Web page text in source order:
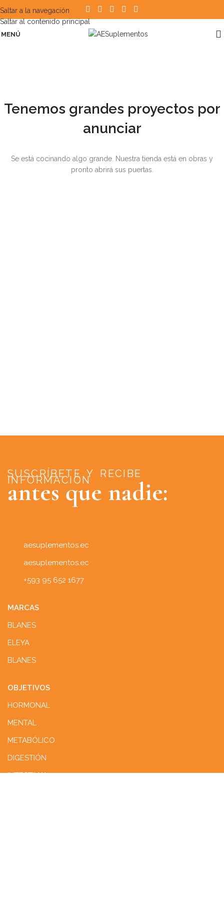
Saltar a la navegación
Saltar al contenido principal
MENÚ
Tenemos grandes proyectos por
anunciar
Se está cocinando algo grande. Nuestra tienda está en obras y
pronto abrirá sus puertas.
SUSCRÍBETE Y RECIBE
INFORMACIÓN
antes que nadie:
aesuplementos.ec
aesuplementos.ec
+593 95 652 1677
MARCAS
BLANES
ELEYA
BLANES
OBJETIVOS
HORMONAL
MENTAL
METABÓLICO
DIGESTIÓN
INTESTINAL